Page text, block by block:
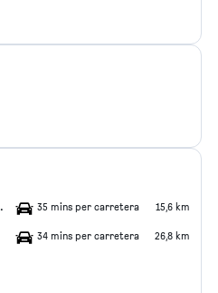
City 35 mins per carretera 15,6 km
34 mins per carretera 26,8 km